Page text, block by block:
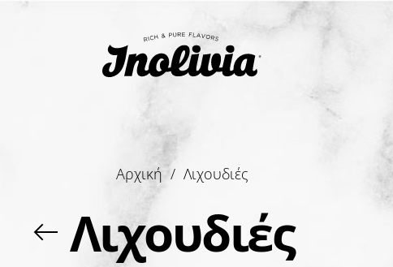
Αρχική / Λιχουδιές
Λιχουδιές